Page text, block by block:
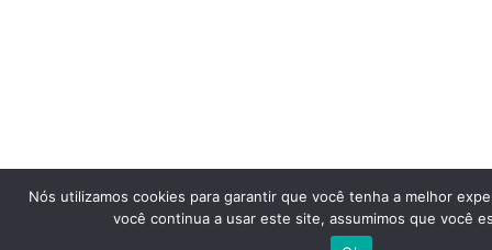
Nós utilizamos cookies para garantir que você tenha a melhor
você continua a usar este site, assumimos que você